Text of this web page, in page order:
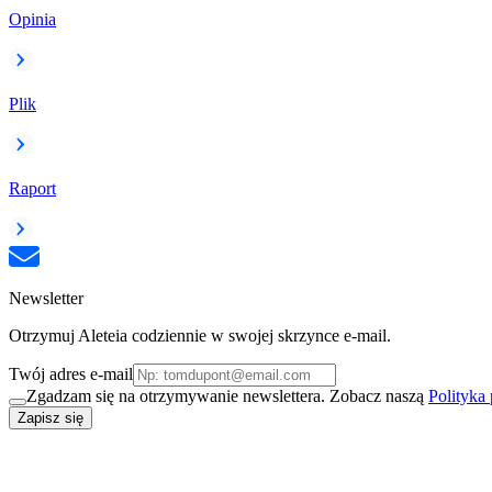
Opinia
Plik
Raport
Newsletter
Otrzymuj Aleteia codziennie w swojej skrzynce e-mail.
Twój adres e-mail
Zgadzam się na otrzymywanie newslettera. Zobacz naszą Polityka
Zapisz się